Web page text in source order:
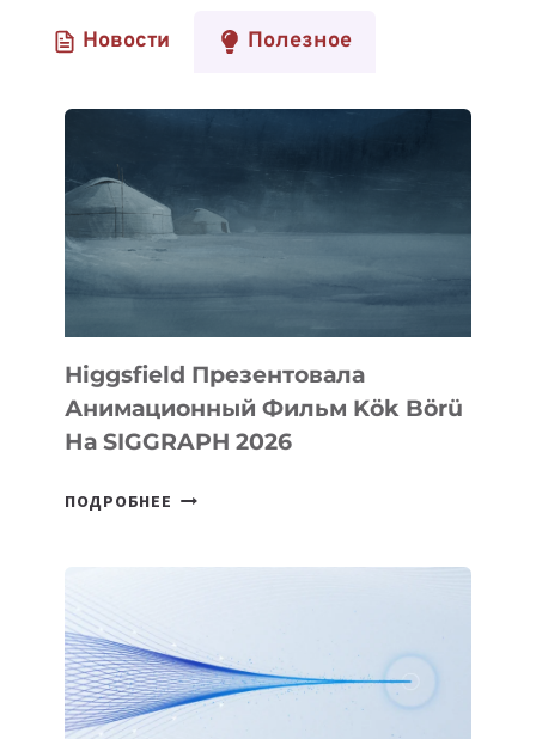
Новости Полезное
Higgsfield Презентовала
Анимационный Фильм Kök Börü
На SIGGRAPH 2026
ПОДРОБНЕЕ HIGGSFIELD
BÖRÜ
НА
SIGGRAPH